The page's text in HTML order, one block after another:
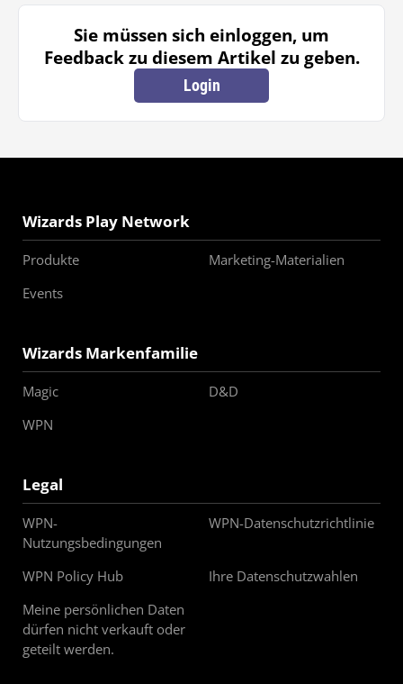
Sie müssen sich einloggen, um
Feedback zu diesem Artikel zu geben.
Login
Wizards Play Network
Produkte
Marketing-Materialien
Events
Wizards Markenfamilie
Magic
D&D
WPN
Legal
WPN-
Nutzungsbedingungen
WPN-Datenschutzrichtlinie
WPN Policy Hub
Ihre Datenschutzwahlen
Meine persönlichen Daten
dürfen nicht verkauft oder
geteilt werden.